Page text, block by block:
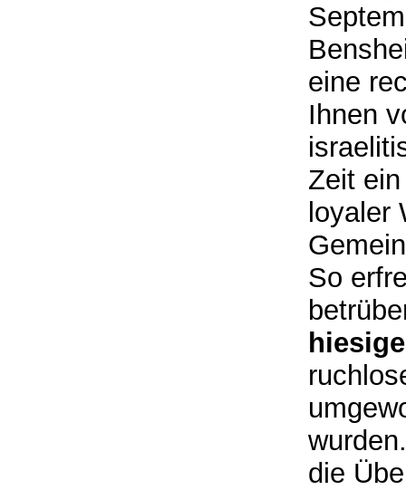
eine
Ihnen
Zeit
loyaler
So
die